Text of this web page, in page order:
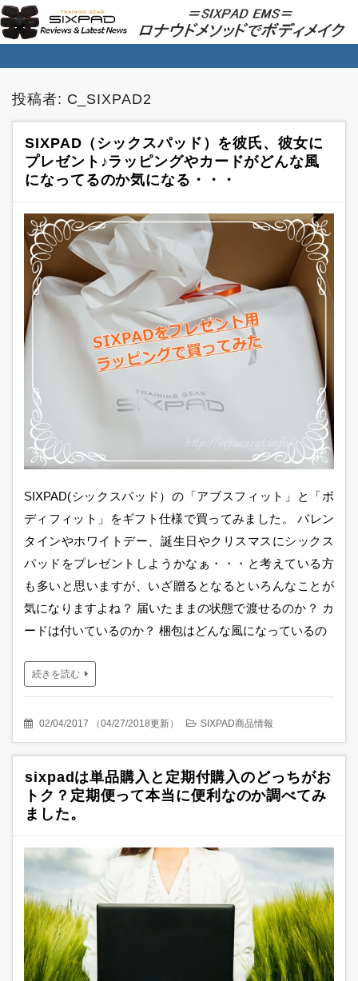
SIXPAD EMS★ロナウドメソッドでボディ
メイク
投稿者: C_SIXPAD2
SIXPAD（シックスパッド）を彼氏、彼女に
プレゼント♪ラッピングやカードがどんな風
になってるのか気になる・・・
SIXPAD(シックスパッド）の「アブスフィット」と「ボ
ディフィット」をギフト仕様で買ってみました。 バレン
タインやホワイトデー、誕生日やクリスマスにシックス
パッドをプレゼントしようかなぁ・・・と考えている方
も多いと思いますが、いざ贈るとなるといろんなことが
気になりますよね？ 届いたままの状態で渡せるのか？ カ
ードは付いているのか？ 梱包はどんな風になっているの
続きを読む
02/04/2017 （04/27/2018更新） SIXPAD商品情報
sixpadは単品購入と定期付購入のどっちがお
トク？定期便って本当に便利なのか調べてみ
ました。